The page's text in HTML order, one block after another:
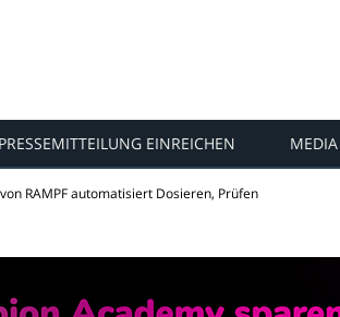
PRESSEMITTEILUNG EINREICHEN MEDIA
RAMPF automatisiert Dosieren, Prüfen